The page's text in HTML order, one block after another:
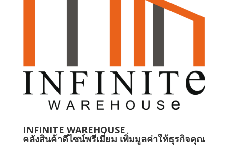
INFINITE WAREHOUSE
คลังสินค้าดีไซน์พรีเมี่ยม เพิ่มมูลค่าให้ธุรกิจคุณ